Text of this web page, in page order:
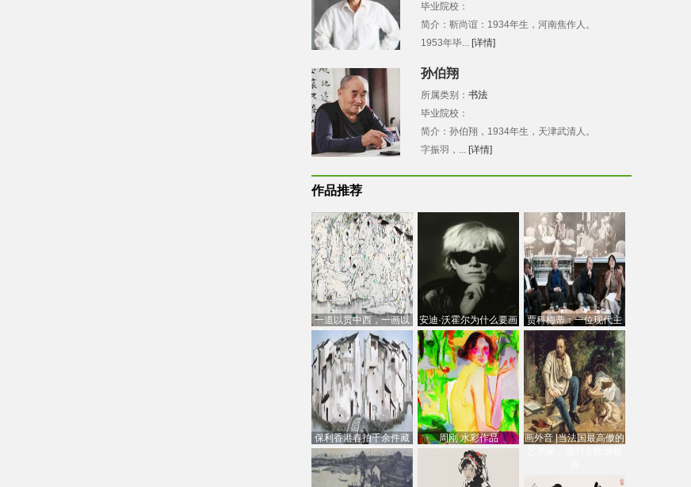
毕业院校：
简介：靳尚谊：1934年生，河南焦作人。
1953年毕... [详情]
孙伯翔
所属类别： 书法
毕业院校：
简介：孙伯翔，1934年生，天津武清人。
字振羽，... [详情]
作品推荐
一道以贯中西，一画以
通古今：吴冠中的绘画
创
安迪·沃霍尔为什么要画
芭比
贾科梅蒂：一位现代主
义的“当代”艺术家
保利香港春拍千余件藏
品估价逾7亿港元，吴冠
中
周刚 水彩作品
画外音 |当法国最高傲的